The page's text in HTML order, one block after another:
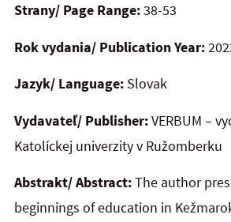
Strany/ Page Range:38-53
Rok vydania/ Publication Year:
Jazyk/ Language: Slovak
Vydavateľ/ Publisher:VERBUM –
Katolíckej univerzity v Ružomberku
Abstrakt/ Abstract:The author
beginnings of education in